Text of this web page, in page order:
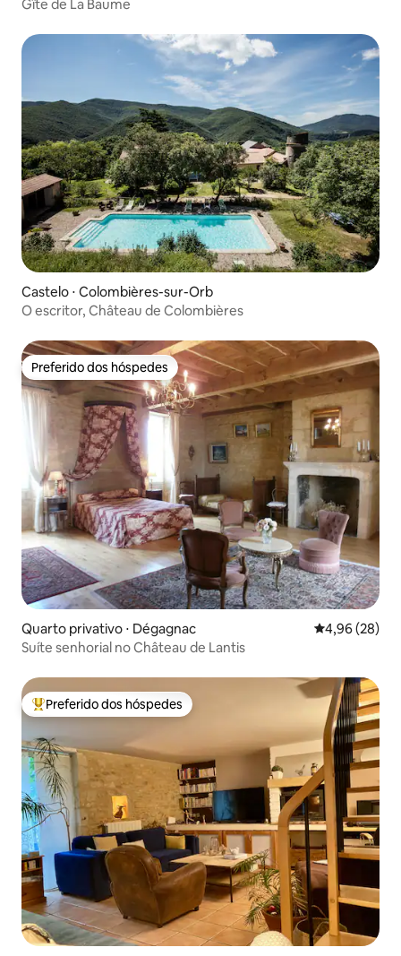
Gîte de La Baume
Castelo ⋅ Colombières-sur-Orb
O escritor, Château de Colombières
Preferido dos hóspedes
Preferido dos hóspedes
Quarto privativo ⋅ Dégagnac 4,96 de uma
4,96 (28)
Suíte senhorial no Château de Lantis
Entre os melhores preferidos dos hóspedes
Preferido dos hóspedes